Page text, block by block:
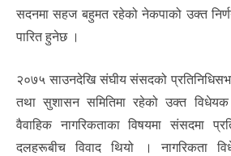
सदनमा सहज बहुमत रहेको नेकपाको उक्त
पारित हुनेछ ।
२०७५ साउनदेखि संघीय संसदको
तथा सुशासन समितिमा रहेको उक्त
वैवाहिक नागरिकताका विषयमा संसदमा
दलहरूबीच विवाद थियो । नागरिकता